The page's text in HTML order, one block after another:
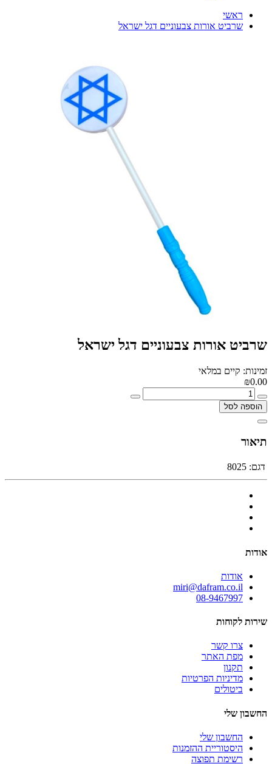
ראשי
שרביט אורות צבעוניים דגל ישראל
שרביט אורות צבעוניים דגל ישראל
זמינות: קיים במלאי
₪0.00
הוספה לסל
תיאור
דגם: 8025
אודות
אודות
miri@dafram.co.il
08-9467997
שירות לקוחות
צרו קשר
מפת האתר
תקנון
מדיניות הפרטיות
ביטולים
החשבון שלי
החשבון שלי
היסטוריית ההזמנות
רשימת תפוצה